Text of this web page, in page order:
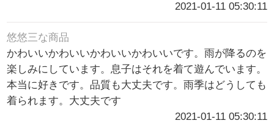
2021-01-11 05:30:11
悠悠三な商品
かわいいかわいいかわいいかわいいです。雨が降るのを
楽しみにしています。息子はそれを着て遊んでいます。
本当に好きです。品質も大丈夫です。雨季はどうしても
着られます。大丈夫です
2021-01-11 05:30:11